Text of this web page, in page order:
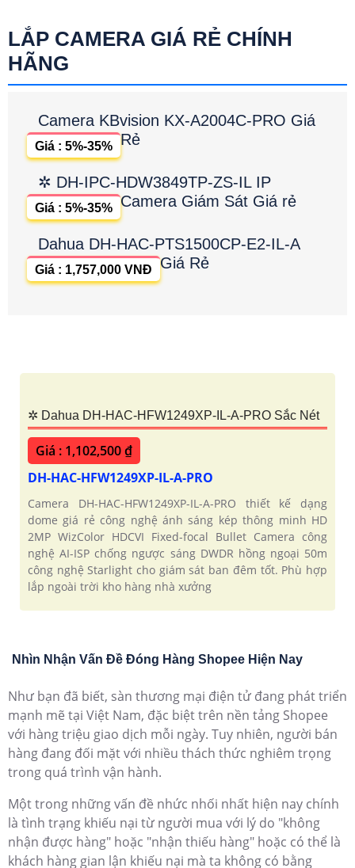
LẮP CAMERA GIÁ RẺ CHÍNH
HÃNG
Camera KBvision KX-A2004C-PRO Giá
Rẻ
Giá : 5%-35%
✲ DH-IPC-HDW3849TP-ZS-IL IP
Camera Giám Sát Giá rẻ
Giá : 5%-35%
Dahua DH-HAC-PTS1500CP-E2-IL-A
Giá Rẻ
Giá : 1,757,000 VNĐ
✲ Dahua DH-HAC-HFW1249XP-IL-A-PRO Sắc Nét
Camera DH-HAC-HFW1249XP-IL-A-PRO thiết kế dạng
dome giá rẻ công nghệ ánh sáng kép thông minh HD
2MP WizColor HDCVI Fixed-focal Bullet Camera công
nghệ AI-ISP chống ngược sáng DWDR hồng ngoại 50m
công nghệ Starlight cho giám sát ban đêm tốt. Phù hợp
lắp ngoài trời kho hàng nhà xưởng
Nhìn Nhận Vấn Đề Đóng Hàng Shopee Hiện Nay